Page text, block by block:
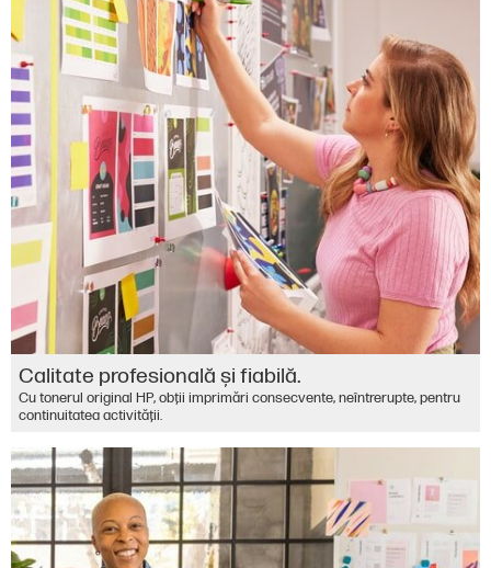
Calitate profesională şi fiabilă.
Cu tonerul original HP, obţii imprimări consecvente, neîntrerupte, pentru
continuitatea activităţii.